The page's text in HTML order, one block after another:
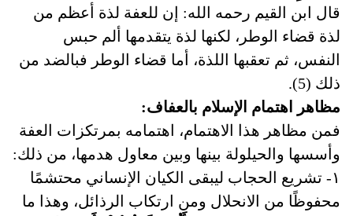
قال ابن القيم رحمه الله: إن للعفة لذة أعظم من
لذة قضاء الوطر، لكنها لذة يتقدمها ألم حبس
النفس، ثم تعقبها اللذة، أما قضاء الوطر فبالضد من
ذلك (5).
مظاهر اهتمام الإسلام بالعفاف:
فمن مظاهر هذا الاهتمام، اهتمامه بمرتكزات العفة
وأسسها والحيلولة بينها وبين معاول هدمها، من ذلك:
١- تشريع الحجاب ليبقى الكيان الإنساني محتشمًا
محفوظًا من الانحلال ومن ارتكاب الرذائل، وهذا ما